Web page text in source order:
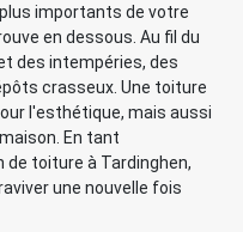
importants de votre
en dessous. Au fil du
des intempéries, des
crasseux. Une toiture
l'esthétique, mais aussi
En tant
de toiture à Tardinghen,
une nouvelle fois